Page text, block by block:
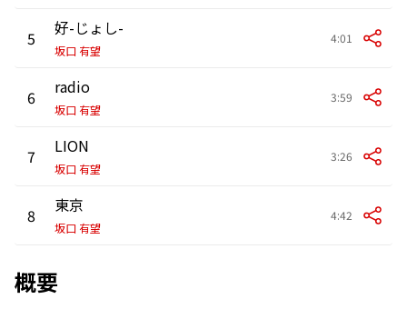
5 好-じょし-
坂口 有望
4:01
6 radio
坂口 有望
3:59
7 LION
坂口 有望
3:26
8 東京
坂口 有望
4:42
概要